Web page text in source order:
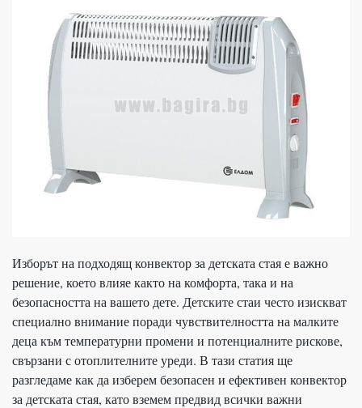
Изборът на подходящ конвектор за детската стая е важно
решение, което влияе както на комфорта, така и на
безопасността на вашето дете. Детските стаи често изискват
специално внимание поради чувствителността на малките
деца към температурни промени и потенциалните рискове,
свързани с отоплителните уреди. В тази статия ще
разгледаме как да изберем безопасен и ефективен конвектор
за детската стая, като вземем предвид всички важни